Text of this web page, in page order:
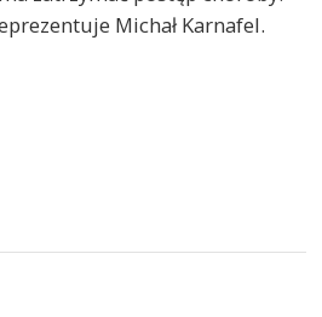
Michał Karnafel.